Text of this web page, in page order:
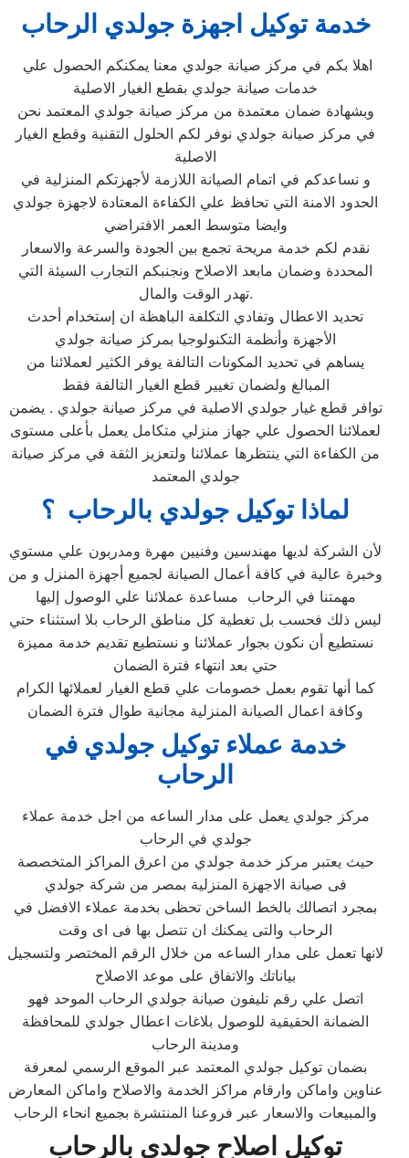
خدمة توكيل اجهزة جولدي الرحاب
خدمات صيانة جولدي بقطع الغيار الاصلية
وبشهادة ضمان معتمدة من مركز صيانة جولدي المعتمد نحن
في مركز صيانة جولدي نوفر لكم الحلول التقنية وقطع الغيار
الاصلية
و نساعدكم في اتمام الصيانة اللازمة لأجهزتكم المنزلية في
الحدود الامنة التي تحافظ علي الكفاءة المعتادة لاجهزة جولدي
وايضا متوسط العمر الافتراضي
نقدم لكم خدمة مريحة تجمع بين الجودة والسرعة والاسعار
المحددة وضمان مابعد الاصلاح ونجنبكم التجارب السيئة التي
تهدر الوقت والمال.
تحديد الاعطال وتفادي التكلفة الباهظة ان إستخدام أحدث
الأجهزة وأنظمة التكنولوجيا بمركز صيانة جولدي
يساهم في تحديد المكونات التالفة يوفر الكثير لعملائنا من
المبالغ ولضمان تغيير قطع الغيار التالفة فقط
توافر قطع غيار جولدي الاصلية في مركز صيانة جولدي . يضمن
لعملائنا الحصول علي جهاز منزلي متكامل يعمل بأعلى مستوى
من الكفاءة التي ينتظرها عملائنا ولتعزيز الثقة في مركز صيانة
جولدي المعتمد
لماذا توكيل جولدي بالرحاب ؟
لأن الشركة لديها مهندسين وفنيين مهرة ومدربون علي مستوي
وخبرة عالية في كافة أعمال الصيانة لجميع أجهزة المنزل و من
مهمتنا في الرحاب مساعدة عملائنا علي الوصول إليها
ليس ذلك فحسب بل تغطية كل مناطق الرحاب بلا استثناء حتي
نستطيع أن نكون بجوار عملائنا و نستطيع تقديم خدمة مميزة
حتي بعد انتهاء فترة الضمان
كما أنها تقوم بعمل خصومات علي قطع الغيار لعملائها الكرام
وكافة اعمال الصيانة المنزلية مجانية طوال فترة الضمان
خدمة عملاء توكيل جولدي في
الرحاب
مركز جولدي يعمل على مدار الساعه من اجل خدمة عملاء
جولدي في الرحاب
حيث يعتبر مركز خدمة جولدي من اعرق المراكز المتخصصة
فى صيانة الاجهزة المنزلية بمصر من شركة جولدي
بمجرد اتصالك بالخط الساخن تحظى بخدمة عملاء الافضل في
الرحاب والتى يمكنك ان تتصل بها فى اى وقت
لانها تعمل على مدار الساعه من خلال الرقم المختصر ولتسجيل
بياناتك والاتفاق على موعد الاصلاح
اتصل علي رقم تليفون صيانة جولدي الرحاب الموحد فهو
الضمانة الحقيقية للوصول بلاغات اعطال جولدي للمحافظة
ومدينة الرحاب
بضمان توكيل جولدي المعتمد عبر الموقع الرسمي لمعرفة
عناوين واماكن وارقام مراكز الخدمة والاصلاح واماكن المعارض
والمبيعات والاسعار عبر فروعنا المنتشرة بجميع انحاء الرحاب
توكيل اصلاح جولدي بالرحاب